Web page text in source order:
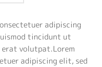
adipiscing
tincidunt ut
erat volutpat.Lorem
adipiscing elit, sed